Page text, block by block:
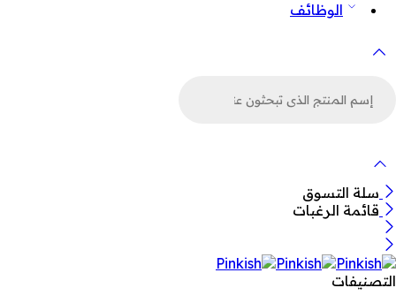
الوظائف
سلة التسوق
قائمة الرغبات
التصنيفات